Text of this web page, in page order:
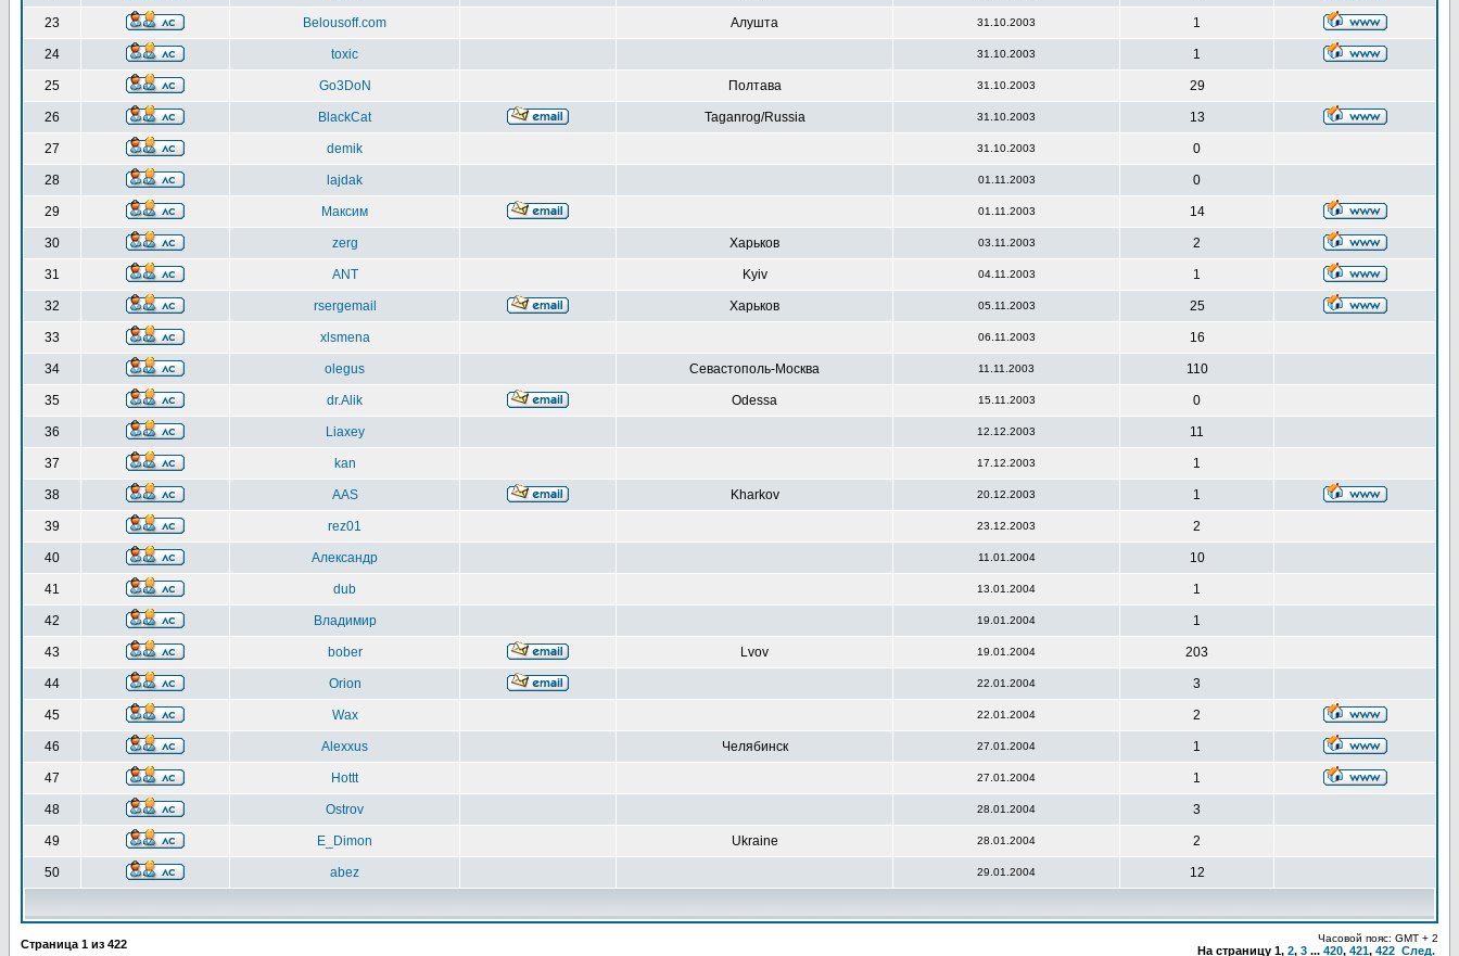
23 Belousoff.com Алушта 31.10.2003 1
24 toxic 31.10.2003 1
25 Go3DoN Полтава 31.10.2003 29
26 BlackCat Taganrog/Russia 31.10.2003 13
27 demik 31.10.2003 0
28 lajdak 01.11.2003 0
29 Максим 01.11.2003 14
30 zerg Харьков 03.11.2003 2
31 ANT Kyiv 04.11.2003 1
32 rsergemail Харьков 05.11.2003 25
33 xlsmena 06.11.2003 16
34 olegus Севастополь-Москва 11.11.2003 110
35 dr.Alik Odessa 15.11.2003 0
36 Liaxey 12.12.2003 11
37 kan 17.12.2003 1
38 AAS Kharkov 20.12.2003 1
39 rez01 23.12.2003 2
40 Александр 11.01.2004 10
41 dub 13.01.2004 1
42 Владимир 19.01.2004 1
43 bober Lvov 19.01.2004 203
44 Orion 22.01.2004 3
45 Wax 22.01.2004 2
46 Alexxus Челябинск 27.01.2004 1
47 Hottt 27.01.2004 1
48 Ostrov 28.01.2004 3
49 E_Dimon Ukraine 28.01.2004 2
50 abez 29.01.2004 12
Страница 1 из 422 Часовой пояс: GMT + 2
На страницу 1, 2, 3 ... 420, 421, 422 След.